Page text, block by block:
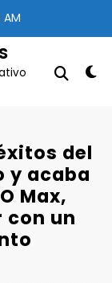
AM
del
y acaba
Max,
un